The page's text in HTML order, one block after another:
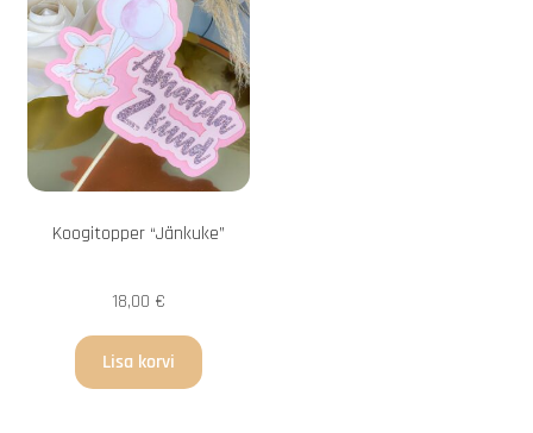
Koogitopper “Jänkuke”
18,00 €
Lisa korvi